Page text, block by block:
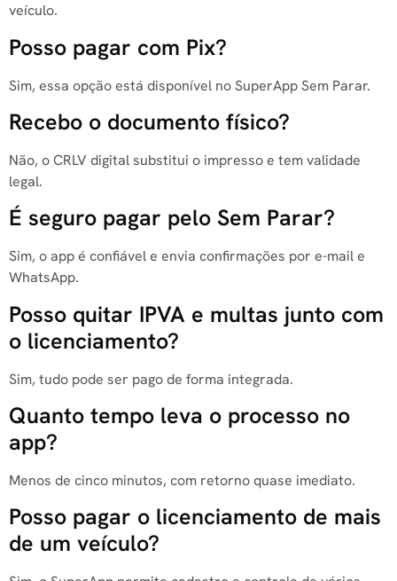
veículo.
Posso pagar com Pix?
Sim, essa opção está disponível no SuperApp Sem Parar.
Recebo o documento físico?
Não, o CRLV digital substitui o impresso e tem validade
legal.
É seguro pagar pelo Sem Parar?
Sim, o app é confiável e envia confirmações por e-mail e
WhatsApp.
Posso quitar IPVA e multas junto com
o licenciamento?
Sim, tudo pode ser pago de forma integrada.
Quanto tempo leva o processo no
app?
Menos de cinco minutos, com retorno quase imediato.
Posso pagar o licenciamento de mais
de um veículo?